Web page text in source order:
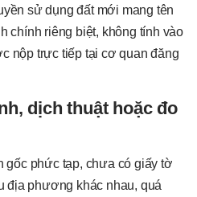
sử dụng đất mới mang tên
chính riêng biệt, không tính vào
nộp trực tiếp tại cơ quan đăng
dịch thuật hoặc đo
gốc phức tạp, chưa có giấy tờ
địa phương khác nhau, quá